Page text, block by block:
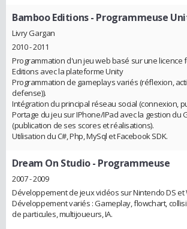
Bamboo Editions- Programmeuse
Livry Gargan
2010 - 2011
Programmation d'un jeu web basé sur une licence
Editions avec la plateforme Unity
Programmation de gameplays variés (réflexion,
defense)).
Intégration du principal réseau social (connexion,
Portage du jeu sur IPhone/IPad avec la gestion du
(publication de ses scores et réalisations).
Utilisation du C#, Php, MySql et Facebook SDK.
Dream On Studio- Programmeuse
2007 - 2009
Développement de jeux vidéos sur Nintendo DS et
Développement variés : Gameplay, flowchart,
de particules, multijoueurs, IA.